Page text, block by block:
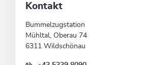
Kontakt
Bummelzugstation
Mühltal, Oberau 74
6311 Wildschönau